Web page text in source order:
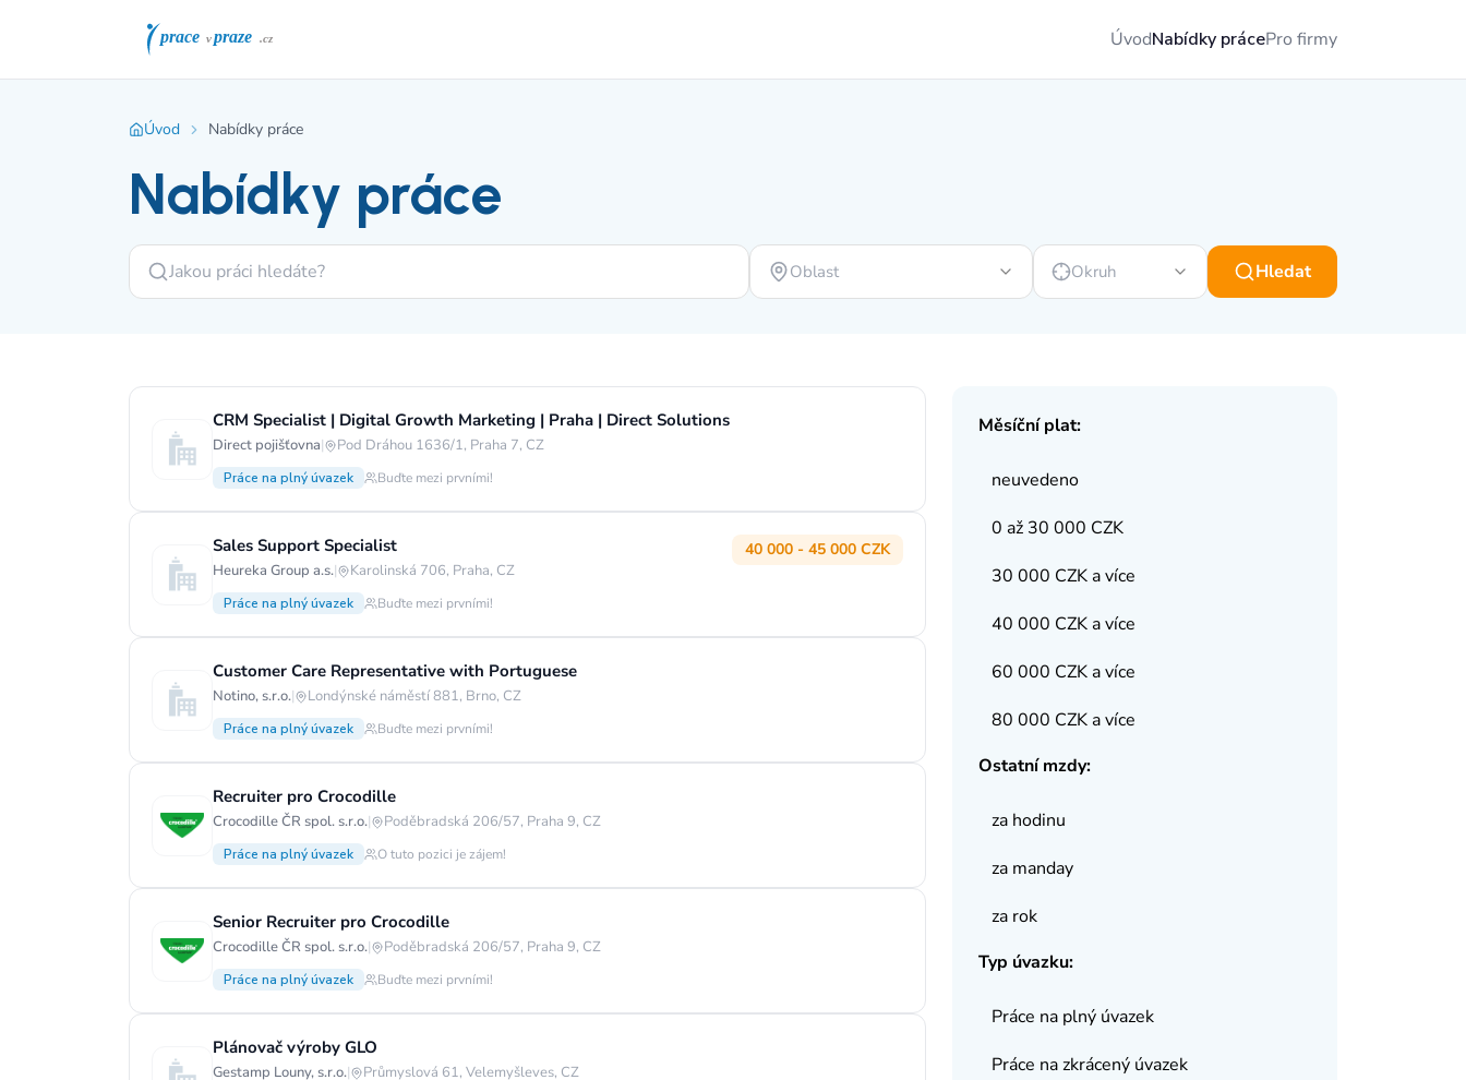
ÚvodNabídky prácePro firmy
Úvod Nabídky práce
Nabídky práce
Oblast Okruh Hledat
CRM Specialist | Digital Growth Marketing | Praha | Direct Solutions
Direct pojišťovna| Pod Dráhou 1636/1, Praha 7, CZ
Práce na plný úvazek Buďte mezi prvními!
Sales Support Specialist
Heureka Group a.s.| Karolinská 706, Praha, CZ
40 000 - 45 000 CZK
Práce na plný úvazek Buďte mezi prvními!
Customer Care Representative with Portuguese
Notino, s.r.o.| Londýnské náměstí 881, Brno, CZ
Práce na plný úvazek Buďte mezi prvními!
Recruiter pro Crocodille
Crocodille ČR spol. s.r.o.| Poděbradská 206/57, Praha 9, CZ
Práce na plný úvazek O tuto pozici je zájem!
Senior Recruiter pro Crocodille
Crocodille ČR spol. s.r.o.| Poděbradská 206/57, Praha 9, CZ
Práce na plný úvazek Buďte mezi prvními!
Plánovač výroby GLO
Gestamp Louny, s.r.o.| Průmyslová 61, Velemyšleves, CZ
Měsíční plat:
neuvedeno
0 až 30 000 CZK
30 000 CZK a více
40 000 CZK a více
60 000 CZK a více
80 000 CZK a více
Ostatní mzdy:
za hodinu
za manday
za rok
Typ úvazku:
Práce na plný úvazek
Práce na zkrácený úvazek